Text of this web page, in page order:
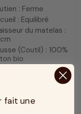
: Ferme
: Equilibré
du matelas :
(Coutil) : 100%
bio
fait une